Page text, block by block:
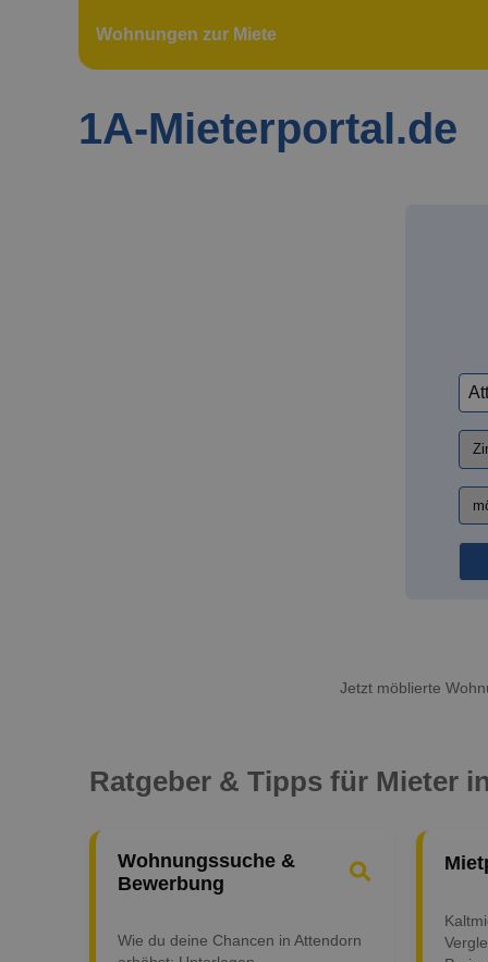
Wohnungen zur Miete
1A-Mieterportal.de
Jetzt möblierte
Ratgeber & Tipps für Mieter
Wohnungssuche &
Bewerbung
Wie du deine Chancen in Attendorn